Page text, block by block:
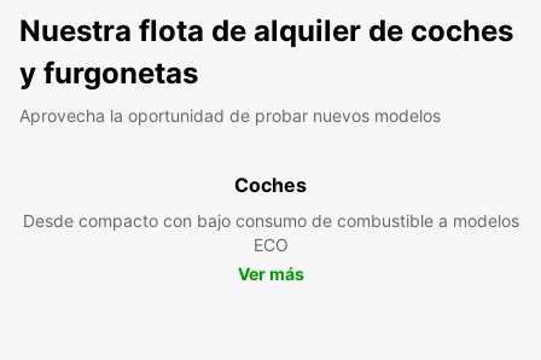
Nuestra flota de alquiler de coches
y furgonetas
Aprovecha la oportunidad de probar nuevos modelos
Coches
Desde compacto con bajo consumo de combustible a modelos
ECO
Ver más